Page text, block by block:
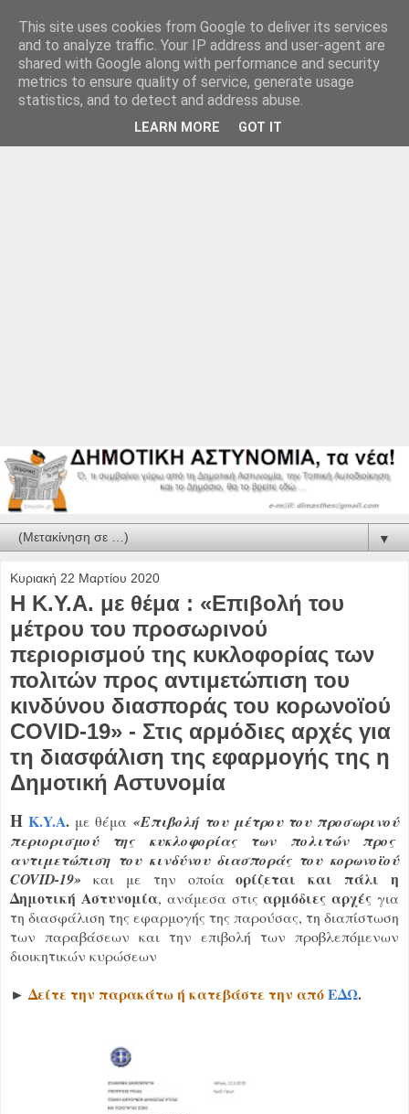
▼
Κυριακή 22 Μαρτίου 2020
Η Κ.Υ.Α. με θέμα : «Επιβολή του
μέτρου του προσωρινού
περιορισμού της κυκλοφορίας των
πολιτών προς αντιμετώπιση του
κινδύνου διασποράς του κορωνοϊού
COVID-19» - Στις αρμόδιες αρχές για
τη διασφάλιση της εφαρμογής της η
Δημοτική Αστυνομία
H K.Y.A.με θέμα «Επιβολή του μέτρου του προσωρινού
περιορισμού της κυκλοφορίας των πολιτών προς
αντιμετώπιση του κινδύνου διασποράς του κορωνοϊού
COVID-19» και με την οποίαορίζεται και πάλι η
Δημοτική Αστυνομία, ανάμεσα στιςαρμόδιες αρχέςγια
τη διασφάλιση της εφαρμογής της παρούσας, τη διαπίστωση
των παραβάσεων και την επιβολή των προβλεπόμενων
διοικητικών κυρώσεων
►Δείτε την παρακάτω ή κατεβάστε την απόΕΔΩ.
This site uses cookies from Google to deliver its services
and to analyze traffic. Your IP address and user-agent are
shared with Google along with performance and security
metrics to ensure quality of service, generate usage
statistics, and to detect and address abuse.
LEARN MORE GOT IT